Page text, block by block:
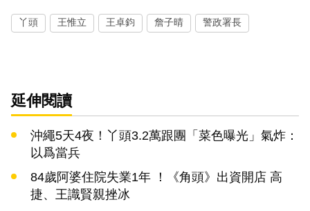
丫頭 王惟立 王卓鈞 詹子晴 警政署長
延伸閱讀
沖繩5天4夜！丫頭3.2萬跟團「菜色曝光」氣炸：
以爲當兵
84歲阿婆住院失業1年 ！《角頭》出資開店 高
捷、王識賢親挫冰